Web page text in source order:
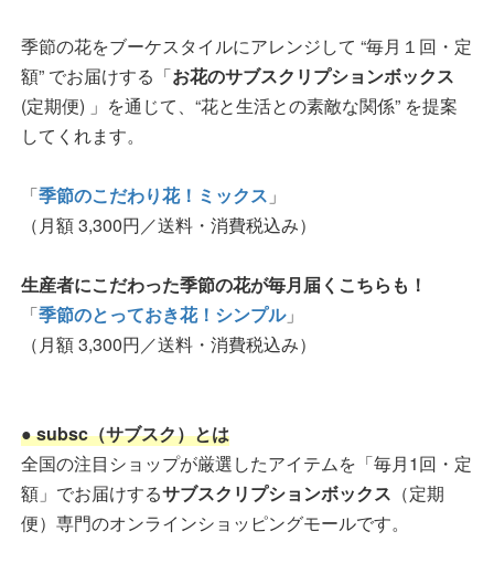
季節の花をブーケスタイルにアレンジして “毎月１回・定
額” でお届けする「お花のサブスクリプションボックス
(定期便) 」を通じて、“花と生活との素敵な関係” を提案
してくれます。
「季節のこだわり花！ミックス 」
（月額 3,300円／送料・消費税込み）
生産者にこだわった季節の花が毎月届くこちらも！
「季節のとっておき花！シンプル」
（月額 3,300円／送料・消費税込み）
● subsc（サブスク）とは
全国の注目ショップが厳選したアイテムを「毎月1回・定
額」でお届けするサブスクリプションボックス （定期
便）専門のオンラインショッピングモールです。